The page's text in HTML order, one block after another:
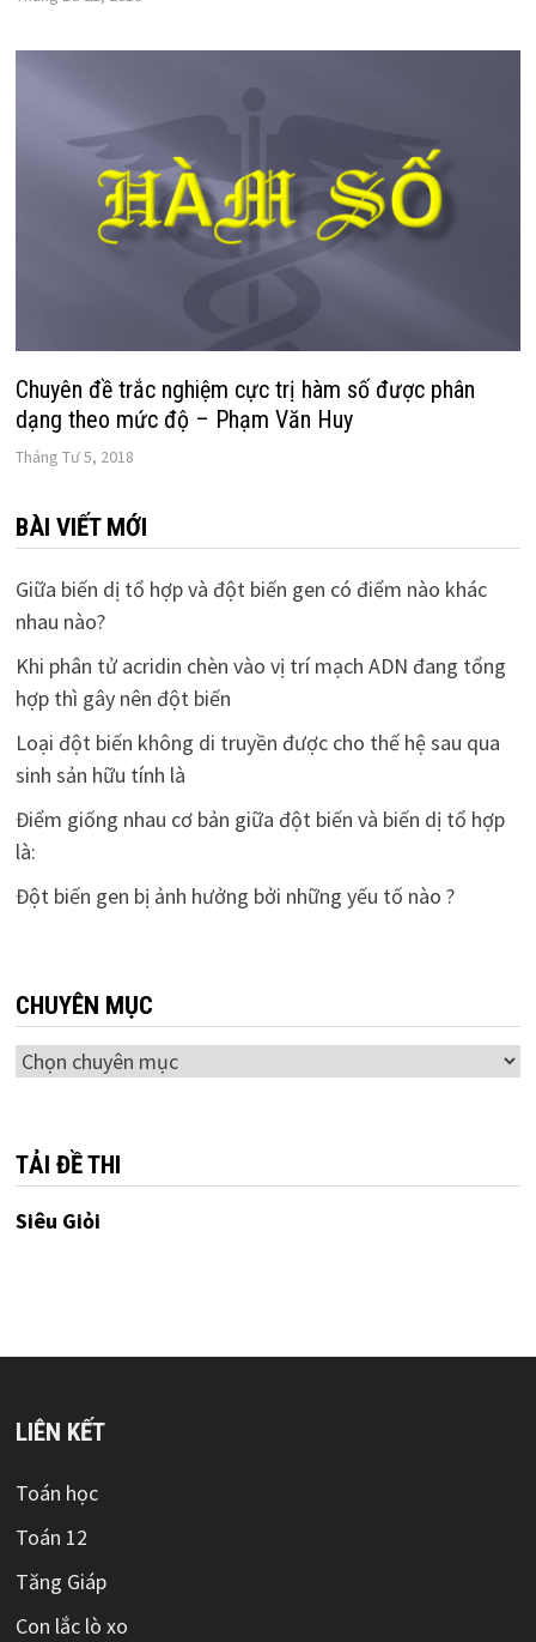
Chuyên đề trắc nghiệm cực trị hàm số được phân
dạng theo mức độ – Phạm Văn Huy
Tháng Tư 5, 2018
BÀI VIẾT MỚI
Giữa biến dị tổ hợp và đột biến gen có điểm nào khác
nhau nào?
Khi phân tử acridin chèn vào vị trí mạch ADN đang tổng
hợp thì gây nên đột biến
Loại đột biến không di truyền được cho thế hệ sau qua
sinh sản hữu tính là
Điểm giống nhau cơ bản giữa đột biến và biến dị tổ hợp
là:
Đột biến gen bị ảnh hưởng bởi những yếu tố nào ?
CHUYÊN MỤC
Chuyên
TẢI ĐỀ THI
Siêu Giỏi
LIÊN KẾT
Toán học
Toán 12
Tăng Giáp
Con lắc lò xo